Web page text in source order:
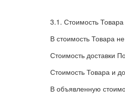
3.1. Стоимость
В стоимость Товара
Стоимость доставки
Стоимость Товара и
В объявленную